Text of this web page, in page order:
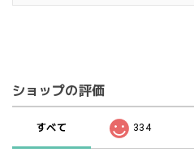
ショップの評価
すべて 334